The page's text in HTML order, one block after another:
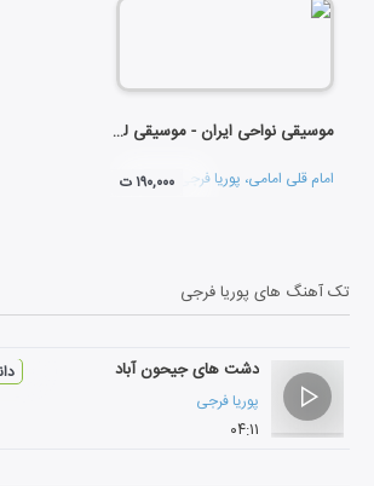
موسیقی نواحی ایران - موسیقی لرستان - تنبور لکی (80)
امام قلی امامی، پوریا فرجی وتارا اله وردی
۱۹۰,۰۰۰ ت
تک آهنگ های پوریا فرجی
دشت های جیحون آباد
پوریا فرجی
۰۴:۱۱